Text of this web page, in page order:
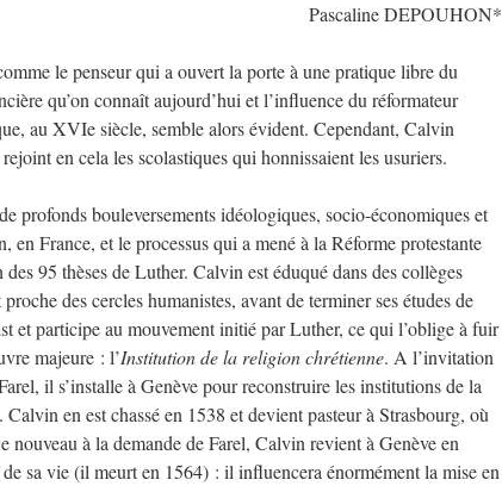
Pascaline DEPOUHON*
le penseur qui a ouvert la porte à une pratique libre du
qu’on connaît aujourd’hui et l’influence du réformateur
au XVIe siècle, semble alors évident. Cependant, Calvin
en cela les scolastiques qui honnissaient les usuriers.
profonds bouleversements idéologiques, socio-économiques et
en France, et le processus qui a mené à la Réforme protestante
95 thèses de Luther. Calvin est éduqué dans des collèges
des cercles humanistes, avant de terminer ses études de
et participe au mouvement initié par Luther, ce qui l’oblige à fuir
majeure : l’Institution de la religion chrétienne. A l’invitation
il s’installe à Genève pour reconstruire les institutions de la
en est chassé en 1538 et devient pasteur à Strasbourg, où
nouveau à la demande de Farel, Calvin revient à Genève en
de sa vie (il meurt en 1564) : il influencera énormément la mise en